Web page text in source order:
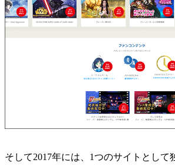
そして2017年には、1つのサイトとして